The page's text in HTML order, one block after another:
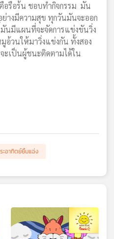
อรือร้น ชอบทำกิจกรรม มัน
างมีความสุข ทุกวันมันจะออก
นมีแผนที่จะจัดการแข่งขันวิ่ง
อ้วนให้มาวิ่งแข่งกัน ทั้งสอง
ะเป็นผู้ชนะติดตามได้ใน
ะอาทิตย์ยิ้มแฉ่ง